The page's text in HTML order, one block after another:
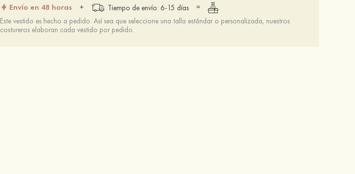
Envío en 48 horas + Tiempo de envío: 6-15 días
=
Este vestido es hecho a pedido. Así sea que seleccione una talla estándar o personalizada, nuestros
costureros elaboran cada vestido por pedido.